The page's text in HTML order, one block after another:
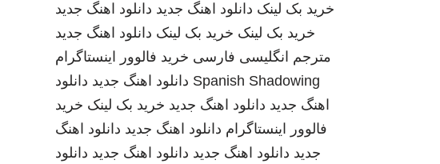
خرید بک لینک دانلود اهنگ جدید دانلود اهنگ جدید
خرید بک لینک خرید بک لینک دانلود اهنگ جدید
مترجم انگلیسی فارسی خرید فالوور اینستاگرام
Spanish Shadowing دانلود اهنگ جدید دانلود
اهنگ جدید دانلود اهنگ جدید خرید بک لینک خرید
فالوور اینستاگرام دانلود اهنگ جدید دانلود اهنگ
جدید دانلود اهنگ جدید دانلود اهنگ جدید دانلود